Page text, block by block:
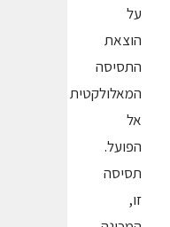
על
הוצאת
התסיסה
המאלולקטית
אל
הפועל.
תסיסה
זו,